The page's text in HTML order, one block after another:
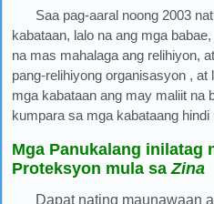
Saa pag-aaral noong 2003
kabataan, lalo na ang mga
na mas mahalaga ang relihiyon,
pang-relihiyong organisasyon ,
mga kabataan ang may maliit na
kumpara sa mga kabataang hindi
Mga Panukalang inilatag
Proteksyon mula saZina
Dapat nating maunawaan